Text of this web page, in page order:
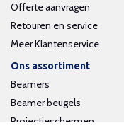
Offerte aanvragen
Retouren en service
Meer Klantenservice
Ons assortiment
Beamers
Beamer beugels
Projectieschermen